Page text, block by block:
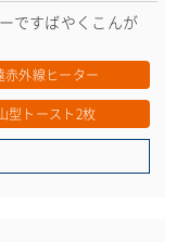
ですばやくこんが
赤外線ヒーター
型トースト2枚